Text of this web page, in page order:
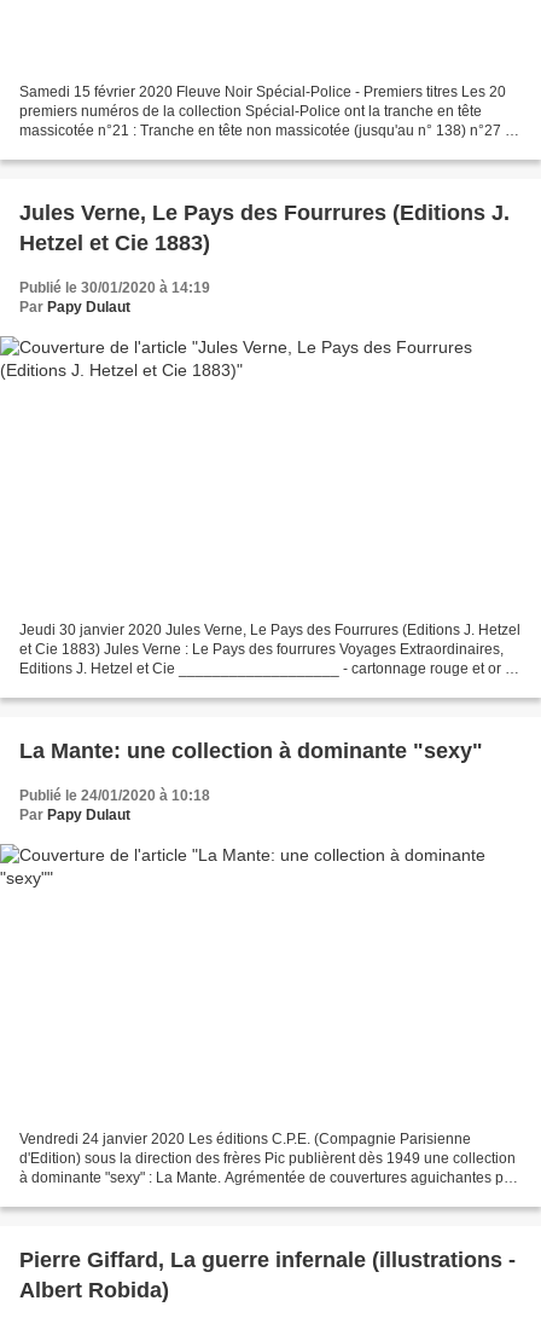
Samedi 15 février 2020 Fleuve Noir Spécial-Police - Premiers titres Les 20
premiers numéros de la collection Spécial-Police ont la tranche en tête
massicotée n°21 : Tranche en tête non massicotée (jusqu'au n° 138) n°27 :
Jules Verne, Le Pays des Fourrures (Editions J.
Hetzel et Cie 1883)
Publié le 30/01/2020 à 14:19
Par Papy Dulaut
Jeudi 30 janvier 2020 Jules Verne, Le Pays des Fourrures (Editions J. Hetzel
et Cie 1883) Jules Verne : Le Pays des fourrures Voyages Extraordinaires,
Editions J. Hetzel et Cie ___________________ - cartonnage rouge et or «
La Mante: une collection à dominante "sexy"
Publié le 24/01/2020 à 10:18
Par Papy Dulaut
Vendredi 24 janvier 2020 Les éditions C.P.E. (Compagnie Parisienne
d'Edition) sous la direction des frères Pic publièrent dès 1949 une collection
à dominante "sexy" : La Mante. Agrémentée de couvertures aguichantes par
Pierre Giffard, La guerre infernale (illustrations -
Albert Robida)